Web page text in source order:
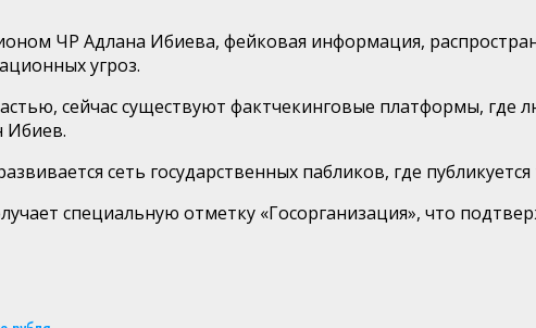
ЧР Адлана Ибиева, фейковая информация,
угроз.
сейчас существуют фактчекинговые платформы,
Ибиев.
сеть государственных пабликов, где
специальную отметку «Госорганизация», что